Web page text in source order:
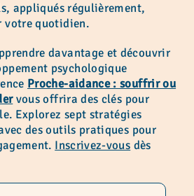
appliqués régulièrement,
votre quotidien.
davantage et découvrir
psychologique
Proche-aidance : souffrir ou
vous offrira des clés pour
Explorez sept stratégies
des outils pratiques pour
Inscrivez-vous dès